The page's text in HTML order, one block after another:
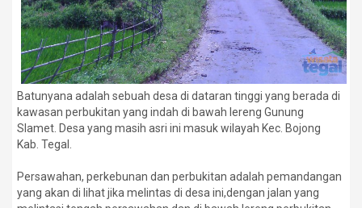
Batunyana adalah sebuah desa di dataran tinggi yang berada di
kawasan perbukitan yang indah di bawah lereng Gunung
Slamet. Desa yang masih asri ini masuk wilayah Kec. Bojong
Kab. Tegal.
Persawahan, perkebunan dan perbukitan adalah pemandangan
yang akan di lihat jika melintas di desa ini,dengan jalan yang